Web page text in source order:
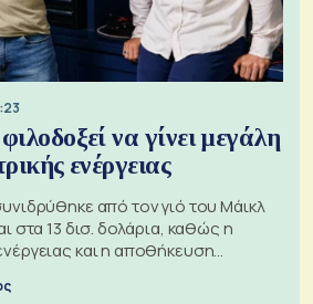
να γίνει μεγάλη
ενέργειας
από τον γιό του Μάικλ
στα 13 δισ. δολάρια, καθώς η
και η αποθήκευση